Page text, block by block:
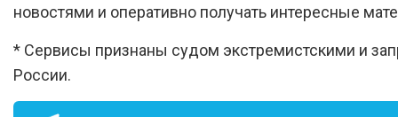
новостями и оперативно получать интересные
* Сервисы признаны судом экстремистскими и
России.